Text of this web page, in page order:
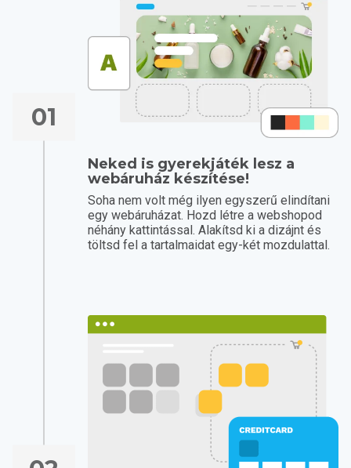
01
Neked is gyerekjáték lesz a
webáruház készítése!
Soha nem volt még ilyen egyszerű elindítani
egy webáruházat. Hozd létre a webshopod
néhány kattintással. Alakítsd ki a dizájnt és
töltsd fel a tartalmaidat egy-két mozdulattal.